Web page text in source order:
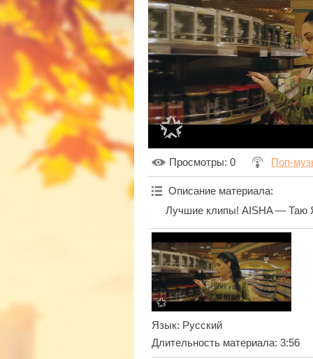
Просмотры: 0 Поп-
Описание материала:
Лучшие клипы! AISHA — Таю
Язык: Русский
Длительность материала: 3:56